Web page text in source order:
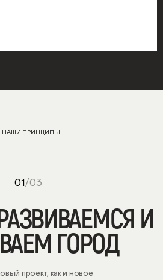
НАШИ ПРИНЦИПЫ
01 /03
И
ГОРОД
проект, как и новое